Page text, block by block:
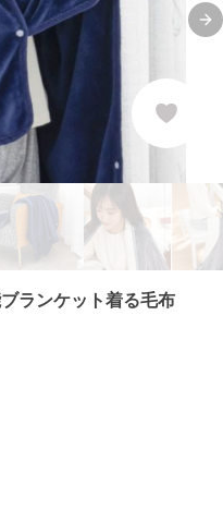
ランケット着る毛布